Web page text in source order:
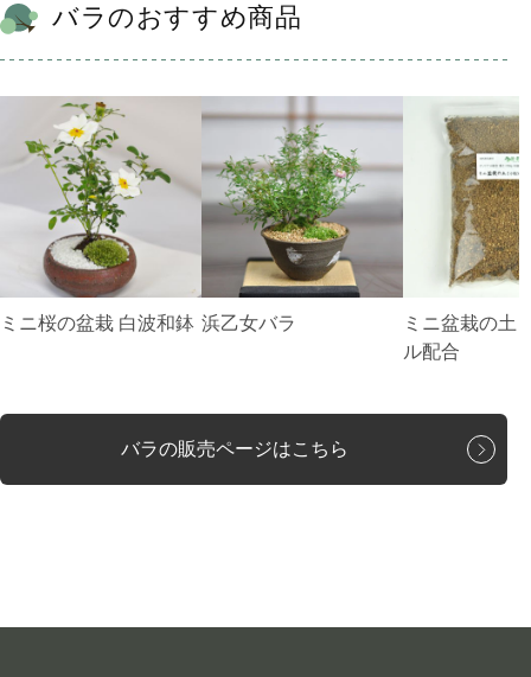
バラのおすすめ商品
ミニ桜の盆栽 白波和鉢 浜乙女バラ
ミニ盆栽の土
ル配合
バラの販売ページはこちら